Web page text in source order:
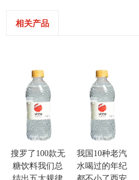
相关产品
搜罗了100款无
糖饮料我们总
我国10种老汽
水喝过的年纪